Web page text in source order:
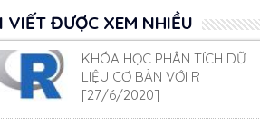
VIẾT ĐƯỢC XEM NHIỀU
KHÓA HỌC PHÂN TÍCH DỮ
LIỆU CƠ BẢN VỚI R
[27/6/2020]